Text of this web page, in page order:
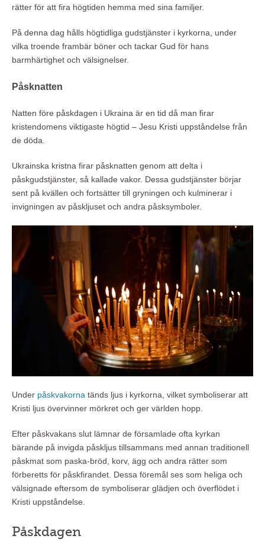
rätter för att fira högtiden hemma med sina familjer.
På denna dag hålls högtidliga gudstjänster i kyrkorna, under
vilka troende frambär böner och tackar Gud för hans
barmhärtighet och välsignelser.
Påsknatten
Natten före påskdagen i Ukraina är en tid då man firar
kristendomens viktigaste högtid – Jesu Kristi uppståndelse från
de döda.
Ukrainska kristna firar påsknatten genom att delta i
påskgudstjänster, så kallade vakor. Dessa gudstjänster börjar
sent på kvällen och fortsätter till gryningen och kulminerar i
invigningen av påskljuset och andra påsksymboler.
Under påskvakorna tänds ljus i kyrkorna, vilket symboliserar att
Kristi ljus övervinner mörkret och ger världen hopp.
Efter påskvakans slut lämnar de församlade ofta kyrkan
bärande på invigda påskljus tillsammans med annan traditionell
påskmat som paska-bröd, korv, ägg och andra rätter som
förberetts för påskfirandet. Dessa föremål ses som heliga och
välsignade eftersom de symboliserar glädjen och överflödet i
Kristi uppståndelse.
Påskdagen